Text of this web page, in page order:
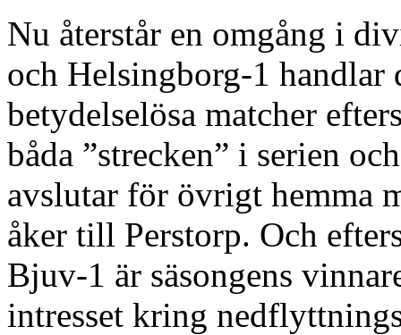
Nu återstår en omgång i
och Helsingborg-1 handlar
betydelselösa matcher
båda ”strecken” i serien
avslutar för övrigt hemma
åker till Perstorp. Och
Bjuv-1 är säsongens
intresset kring